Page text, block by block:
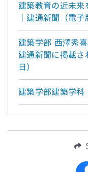
建築教育の近未
｜建通新聞（電子
建築学部 西澤秀
建通新聞に掲載
日）
建築学部建築学科